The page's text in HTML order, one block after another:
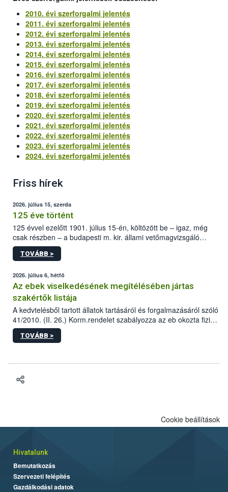
2010. évi szerforgalmi jelentés
2011. évi szerforgalmi jelentés
2012. évi szerforgalmi jelentés
2013. évi szerforgalmi jelentés
2014. évi szerforgalmi jelentés
2015. évi szerforgalmi jelentés
2016. évi szerforgalmi jelentés
2017. évi szerforgalmi jelentés
2018. évi szerforgalmi jelentés
2019. évi szerforgalmi jelentés
2020. évi szerforgalmi jelentés
2021. évi szerforgalmi jelentés
2022. évi szerforgalmi jelentés
2023. évi szerforgalmi jelentés
2024. évi szerforgalmi jelentés
Friss hírek
2026. július 15, szerda
125 éve történt
125 évvel ezelőtt 1901. július 15-én, költözött be – igaz, még
csak részben – a budapesti m. kir. állami vetőmagvizsgáló
állomás a Kis Rókus utca 15. szám alatti, Czigler Győző által
tervezett új épületébe.
TOVÁBB >
2026. július 6, hétfő
Az ebek viselkedésének megítélésében jártas
szakértők listája
A kedvtelésből tartott állatok tartásáról és forgalmazásáról szóló
41/2010. (II. 26.) Korm.rendelet szabályozza az eb okozta fizikai
sérülés, illetve ennek veszélye keletkezésekor felmerülő
hatósági feladatokat, valamint a veszélyes eb tartását és annak
TOVÁBB >
Cookie beállítások
Hivatalunk
Bemutatkozás
Szervezeti felépítés
Gazdálkodási adatok